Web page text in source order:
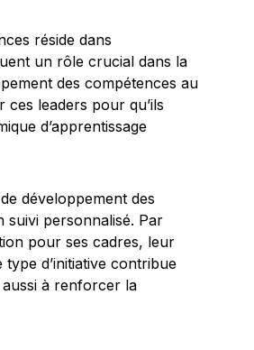
réside dans
un rôle crucial dans la
des compétences au
ces leaders pour qu’ils
d’apprentissage
développement des
personnalisé. Par
pour ses cadres, leur
d’initiative contribue
à renforcer la